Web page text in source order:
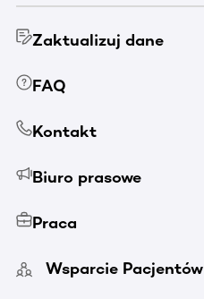
Zaktualizuj dane
FAQ
Kontakt
Biuro prasowe
Praca
Wsparcie Pacjentów